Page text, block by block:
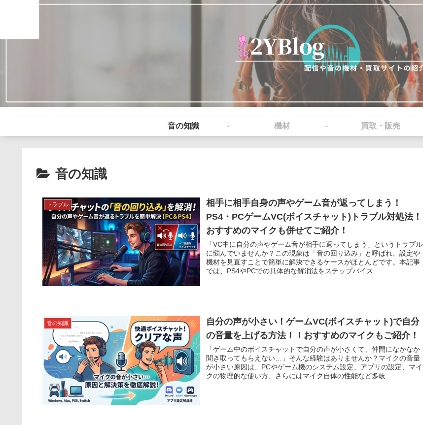
音の知識 機材 買取・販売
音の知識
トラブル
相手に相手自身の声やゲーム音が返ってしまう！
PS4・PCゲームVC(ボイスチャット)トラブル対処法！
おすすめのマイクも併せてご紹介！
「VC中に自分の声やゲーム音が相手に返ってしまう」というトラブル
に悩んでいませんか？この現象は「音の回り込み」と呼ばれ、設定や
機材を見直すことで簡単に解決できるケースがほとんどです。本記事
では、PS4やPCでの具体的な解消法をステップバイス...
音の知識
自分の声が小さい！ゲームVC(ボイスチャット)で自分
の音量を上げる方法！！おすすめのマイクもご紹介！
「ゲーム中のボイスチャットで自分の声が小さくて、仲間になかなか
聞き取ってもらえない…」そんな経験はありませんか？マイクの音量
が小さい原因は、PCやゲーム機のシステム設定、アプリの設定、マイ
クの物理的な使い方、さらにはマイク自体の性能など多岐...